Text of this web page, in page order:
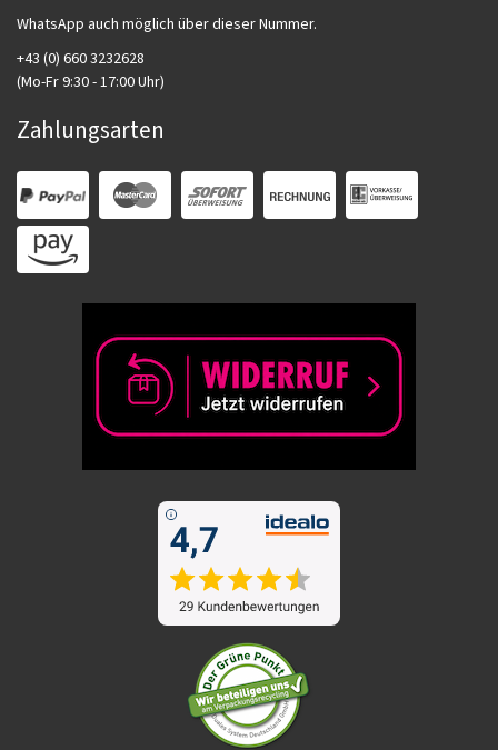
WhatsApp auch möglich über dieser Nummer.
+43 (0) 660 3232628
(Mo-Fr 9:30 - 17:00 Uhr)
Zahlungsarten